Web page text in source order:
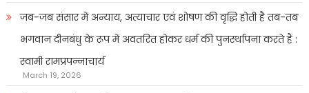
जब-जब संसार में अन्याय, अत्याचार एवं शोषण की वृद्धि होती है तब-तब
भगवान दीनबंधु के रूप में अवतरित होकर धर्म की पुनर्स्थापना करते हैं :
स्वामी रामप्रपन्नाचार्य
March 19, 2026